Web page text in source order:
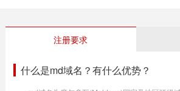
注册要求
什么是md域名？有什么优势？